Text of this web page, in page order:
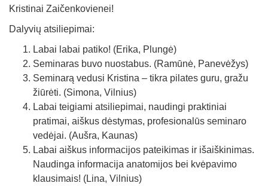
Kristinai Zaičenkovienei!
Dalyvių atsiliepimai:
Labai labai patiko! (Erika, Plungė)
Seminaras buvo nuostabus. (Ramūnė, Panevėžys)
Seminarą vedusi Kristina – tikra pilates guru, gražu
žiūrėti. (Simona, Vilnius)
Labai teigiami atsiliepimai, naudingi praktiniai
pratimai, aiškus dėstymas, profesionalūs seminaro
vedėjai. (Aušra, Kaunas)
Labai aiškus informacijos pateikimas ir išaiškinimas.
Naudinga informacija anatomijos bei kvėpavimo
klausimais! (Lina, Vilnius)